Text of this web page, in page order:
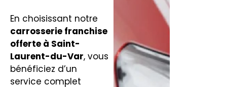
En choisissant notre
carrosserie franchise
offerteà Saint-
Laurent-du-Var, vous
bénéficiez d’un
service complet